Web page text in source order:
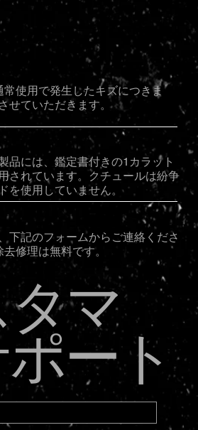
マ
ート
使用で発生したキズにつきま
せていただきます。
下記のフォームからご連絡くださ
修理は無料です。
品には、鑑定書付きの1カラット
されています。クチュールは紛争
を使用していません。